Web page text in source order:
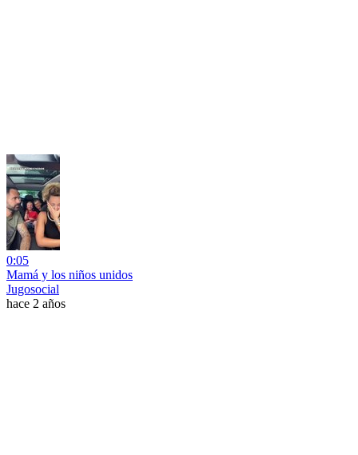
0:05
Mamá y los niños unidos
Jugosocial
hace 2 años